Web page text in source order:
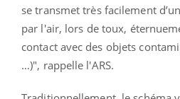
se transmet très facilement
par l'air, lors de toux,
contact avec des objets
…)", rappelle l'ARS.